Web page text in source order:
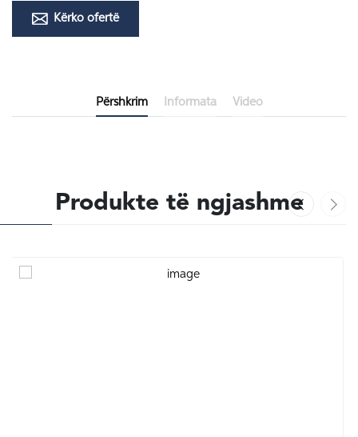
Kërko ofertë
Përshkrim Informata Video
Produkte të ngjashme